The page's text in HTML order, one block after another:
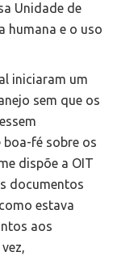
Unidade de
humana e o uso
iniciaram um
sem que os
boa-fé sobre os
dispõe a OIT
documentos
estava
aos